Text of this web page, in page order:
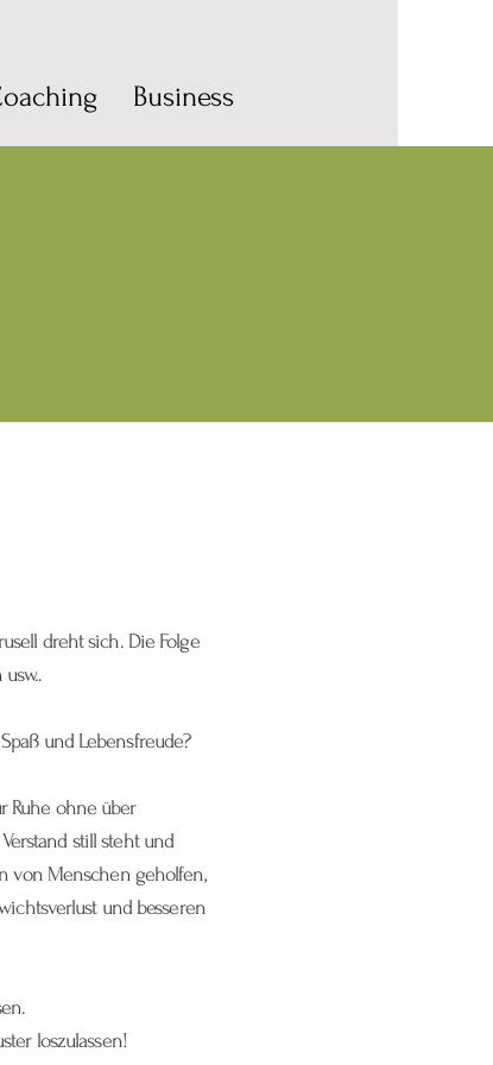
Business
dreht sich. Die Folge
und Lebensfreude?
Ruhe ohne über
still steht und
von Menschen geholfen,
und besseren
loszulassen!